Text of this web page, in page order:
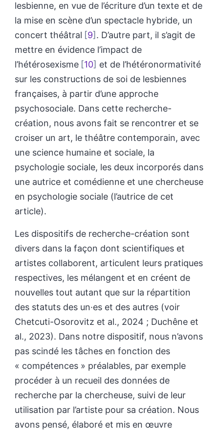
lesbienne, en vue de l’écriture d’un texte et de
la mise en scène d’un spectacle hybride, un
concert théâtral
9 . D’autre part, il s’agit de
mettre en évidence l’impact de
l’hétérosexisme 10
et de l’hétéronormativité
sur les constructions de soi de lesbiennes
françaises, à partir d’une approche
psychosociale. Dans cette recherche-
création, nous avons fait se rencontrer et se
croiser un art, le théâtre contemporain, avec
une science humaine et sociale, la
psychologie sociale, les deux incorporés dans
une autrice et comédienne et une chercheuse
en psychologie sociale (l’autrice de cet
article).
Les dispositifs de recherche-création sont
divers dans la façon dont scientifiques et
artistes collaborent, articulent leurs pratiques
respectives, les mélangent et en créent de
nouvelles tout autant que sur la répartition
des statuts des un·es et des autres (voir
Chetcuti-Osorovitz et al., 2024 ; Duchêne et
al., 2023). Dans notre dispositif, nous n’avons
pas scindé les tâches en fonction des
« compétences » préalables, par exemple
procéder à un recueil des données de
recherche par la chercheuse, suivi de leur
utilisation par l’artiste pour sa création. Nous
avons pensé, élaboré et mis en œuvre